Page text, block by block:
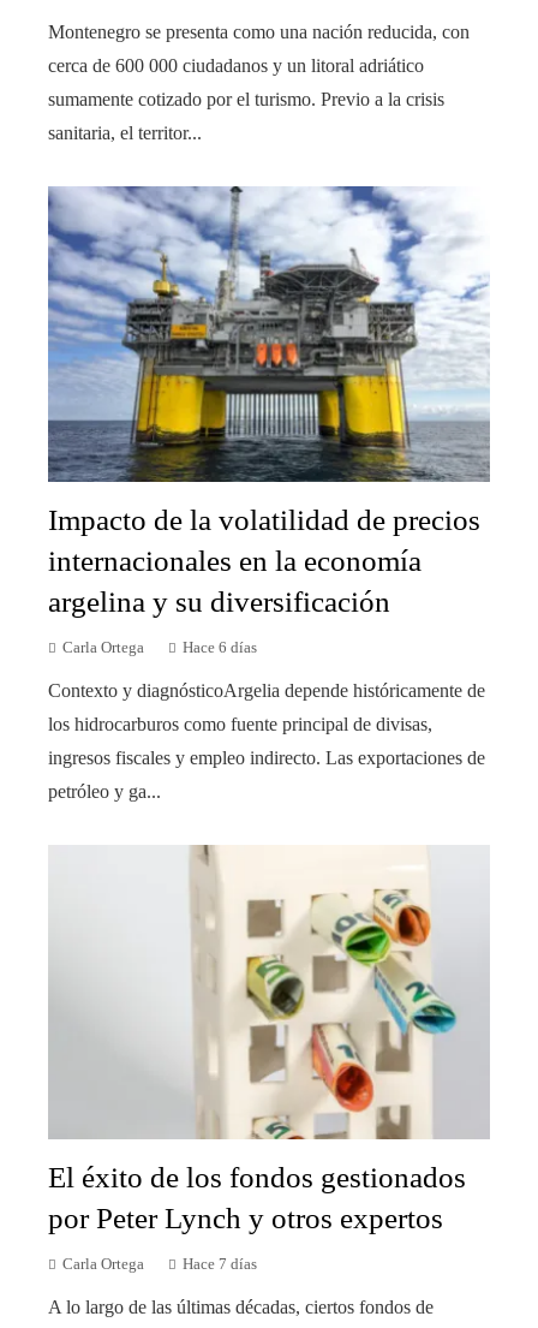
Montenegro se presenta como una nación reducida, con
cerca de 600 000 ciudadanos y un litoral adriático
sumamente cotizado por el turismo. Previo a la crisis
sanitaria, el territor...
Impacto de la volatilidad de precios
internacionales en la economía
argelina y su diversificación
Carla Ortega Hace 6 días
Contexto y diagnósticoArgelia depende históricamente de
los hidrocarburos como fuente principal de divisas,
ingresos fiscales y empleo indirecto. Las exportaciones de
petróleo y ga...
El éxito de los fondos gestionados
por Peter Lynch y otros expertos
Carla Ortega Hace 7 días
A lo largo de las últimas décadas, ciertos fondos de